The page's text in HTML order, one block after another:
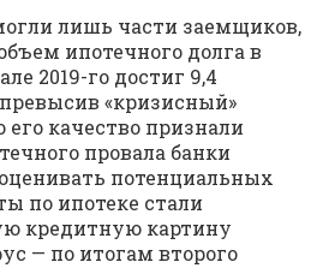
лишь части заемщиков,
ипотечного долга в
2019-го достиг 9,4
«кризисный»
его качество признали
провала банки
потенциальных
по ипотеке стали
кредитную картину
— по итогам второго